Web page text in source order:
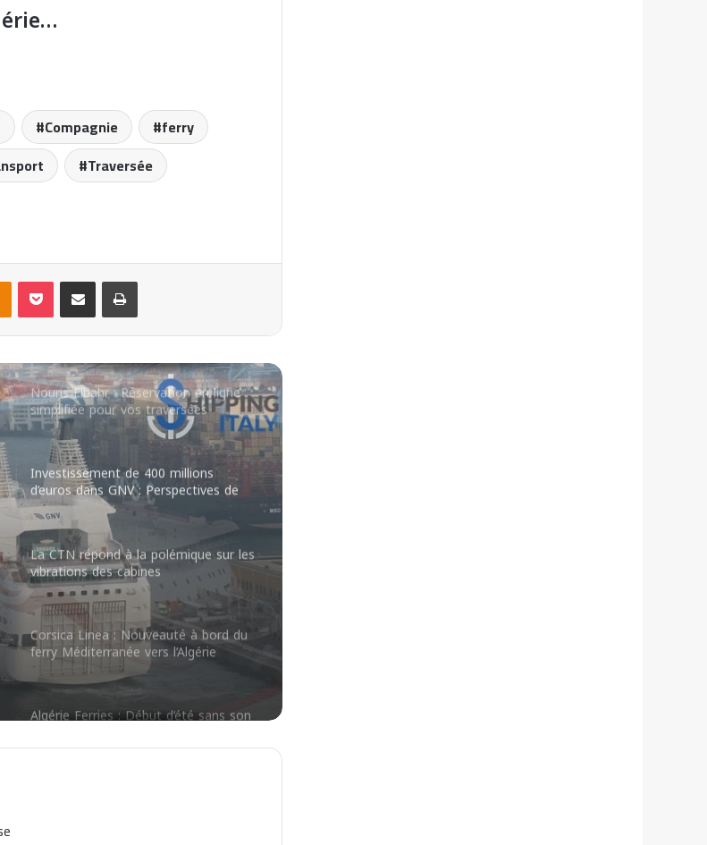
Compagnie
ferry
Traversée
et l’Espagne : conseils Balearia
Baptême du CMA CGM Notre-Dame
: Un Nouveau Géant Maritime
maritimes d’Armas au Maroc
Nouris Elbahr : Réservation en ligne
simplifiée pour vos traversées
Investissement de 400 millions
d’euros dans GNV : Perspectives de
croissance pour 2025
La CTN répond à la polémique sur les
vibrations des cabines
Corsica Linea : Nouveauté à bord du
ferry Méditerranée vers l’Algérie
Algérie Ferries : Début d’été sans son
plus grand ferry
Réductions sur les billets de bateau
pour les Tunisiens de l’étranger